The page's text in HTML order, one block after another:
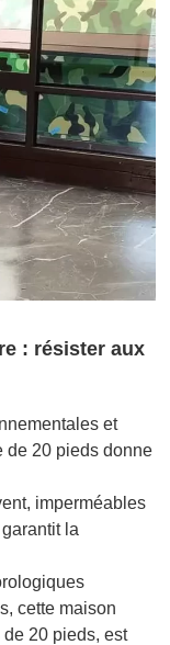
: résister aux
et
de 20 pieds donne
imperméables
la
cette maison
20 pieds, est